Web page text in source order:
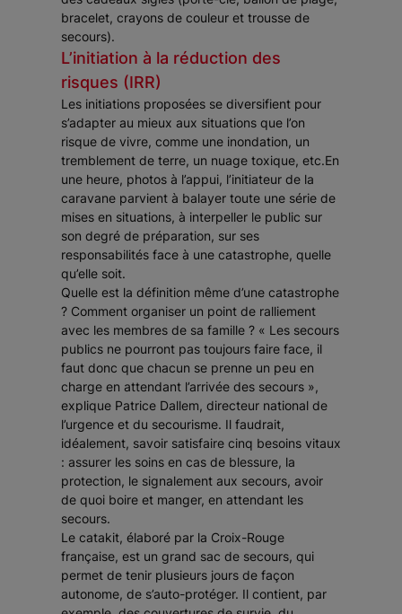
bracelet, crayons de couleur et trousse de
secours).
L’initiation à la réduction des
risques (IRR)
Les initiations proposées se diversifient pour
s’adapter au mieux aux situations que l’on
risque de vivre, comme une inondation, un
tremblement de terre, un nuage toxique, etc.En
une heure, photos à l’appui, l’initiateur de la
caravane parvient à balayer toute une série de
mises en situations, à interpeller le public sur
son degré de préparation, sur ses
responsabilités face à une catastrophe, quelle
qu’elle soit.
Quelle est la définition même d’une catastrophe
? Comment organiser un point de ralliement
avec les membres de sa famille ? « Les secours
publics ne pourront pas toujours faire face, il
faut donc que chacun se prenne un peu en
charge en attendant l’arrivée des secours »,
explique Patrice Dallem, directeur national de
l’urgence et du secourisme. Il faudrait,
idéalement, savoir satisfaire cinq besoins vitaux
: assurer les soins en cas de blessure, la
protection, le signalement aux secours, avoir
de quoi boire et manger, en attendant les
secours.
Le catakit, élaboré par la Croix-Rouge
française, est un grand sac de secours, qui
permet de tenir plusieurs jours de façon
autonome, de s’auto-protéger. Il contient, par